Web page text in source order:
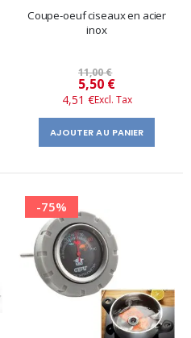
Coupe-oeuf ciseaux en acier
inox
11,00 €
Prix
​​
spécial
5,50 €
4,51 €
AJOUTER AU PANIER
-75%